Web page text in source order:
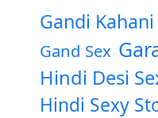
Gandi Kahani
Gand Sex
Hindi Desi
Hindi Sexy